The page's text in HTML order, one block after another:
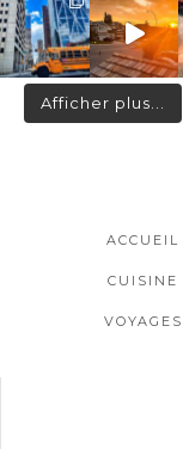
Afficher plus...
ACCUEIL
CUISINE
VOYAGES